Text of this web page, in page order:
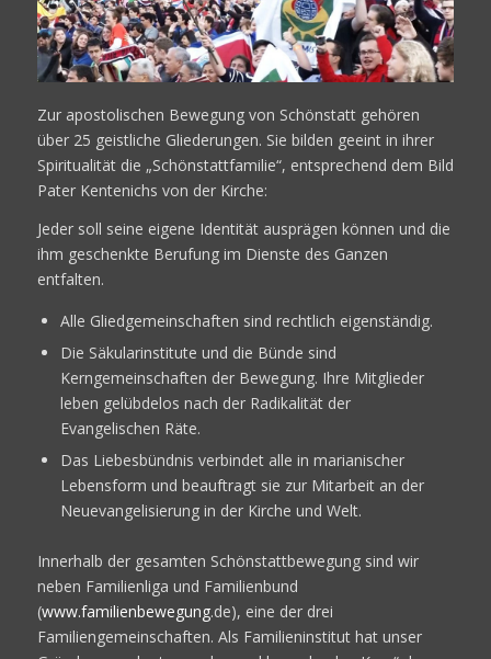
Zur apostolischen Bewegung von Schönstatt gehören
über 25 geistliche Gliederungen. Sie bilden geeint in ihrer
Spiritualität die „Schönstattfamilie“, entsprechend dem Bild
Pater Kentenichs von der Kirche:
Jeder soll seine eigene Identität ausprägen können und die
ihm geschenkte Berufung im Dienste des Ganzen
entfalten.
Alle Gliedgemeinschaften sind rechtlich eigenständig.
Die Säkularinstitute und die Bünde sind
Kerngemeinschaften der Bewegung. Ihre Mitglieder
leben gelübdelos nach der Radikalität der
Evangelischen Räte.
Das Liebesbündnis verbindet alle in marianischer
Lebensform und beauftragt sie zur Mitarbeit an der
Neuevangelisierung in der Kirche und Welt.
Innerhalb der gesamten Schönstattbewegung sind wir
neben Familienliga und Familienbund
(www.familienbewegung.de), eine der drei
Familiengemeinschaften. Als Familieninstitut hat unser